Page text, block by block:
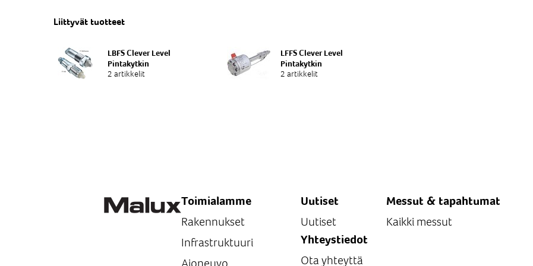
Liittyvät tuotteet
LBFS Clever Level
Pintakytkin
2 artikkelit
LFFS Clever Level
Pintakytkin
2 artikkelit
Toimialamme
Rakennukset
Infrastruktuuri
Uutiset
Uutiset
Messut & tapahtumat
Kaikki messut
Yhteystiedot
Ota yhteyttä